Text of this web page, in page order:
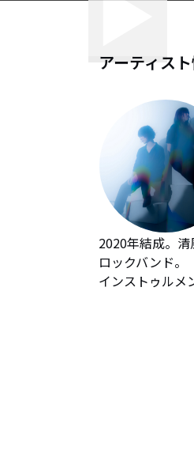
アーティス
2020年結成。
ロックバンド。
インストゥルメ